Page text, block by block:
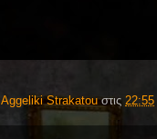
Aggeliki Strakatou στις 22:55